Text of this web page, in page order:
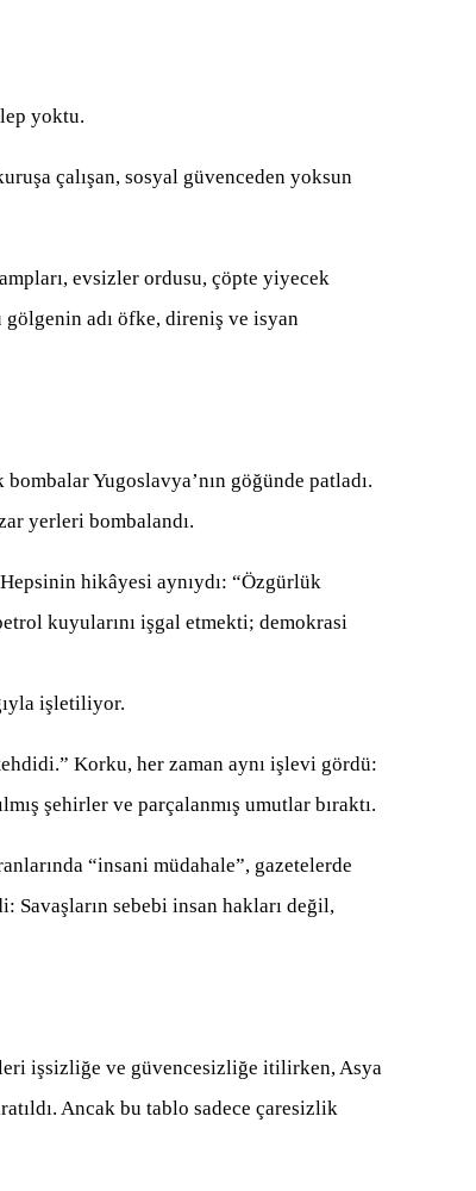
yoktu.
çalışan, sosyal güvenceden yoksun
evsizler ordusu, çöpte yiyecek
adı öfke, direniş ve isyan
Yugoslavya’nın göğünde patladı.
yerleri bombalandı.
hikâyesi aynıydı: “Özgürlük
kuyularını işgal etmekti; demokrasi
işletiliyor.
Korku, her zaman aynı işlevi gördü:
şehirler ve parçalanmış umutlar bıraktı.
“insani müdahale”, gazetelerde
sebebi insan hakları değil,
işsizliğe ve güvencesizliğe itilirken, Asya
Ancak bu tablo sadece çaresizlik